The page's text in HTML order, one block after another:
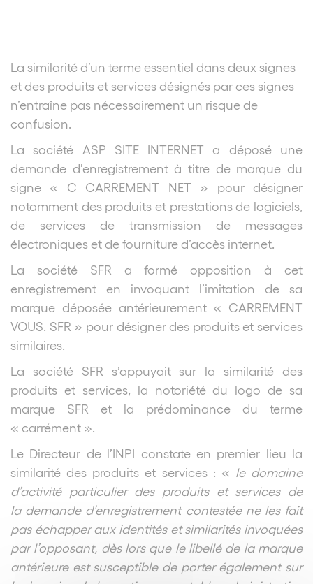
La similarité d’un terme essentiel dans deux signes
et des produits et services désignés par ces signes
n’entraîne pas nécessairement un risque de
confusion.
La société ASP SITE INTERNET a déposé une
demande d’enregistrement à titre de marque du
signe « C CARREMENT NET » pour désigner
notamment des produits et prestations de logiciels,
de services de transmission de messages
électroniques et de fourniture d’accès internet.
La société SFR a formé opposition à cet
enregistrement en invoquant l’imitation de sa
marque déposée antérieurement « CARREMENT
VOUS. SFR » pour désigner des produits et services
similaires.
La société SFR s’appuyait sur la similarité des
produits et services, la notoriété du logo de sa
marque SFR et la prédominance du terme
« carrément ».
Le Directeur de l’INPI constate en premier lieu la
similarité des produits et services : « le domaine
d’activité particulier des produits et services de
la demande d’enregistrement contestée ne les fait
pas échapper aux identités et similarités invoquées
par l’opposant, dès lors que le libellé de la marque
antérieure est susceptible de porter également sur